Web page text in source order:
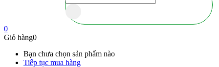
0
Giỏ hàng0
Bạn chưa chọn sản phẩm nào
Tiếp tục mua hàng